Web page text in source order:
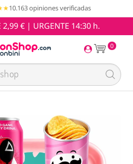
10.163 opiniones verificadas
2,99 € | URGENTE 14:30 h.
0